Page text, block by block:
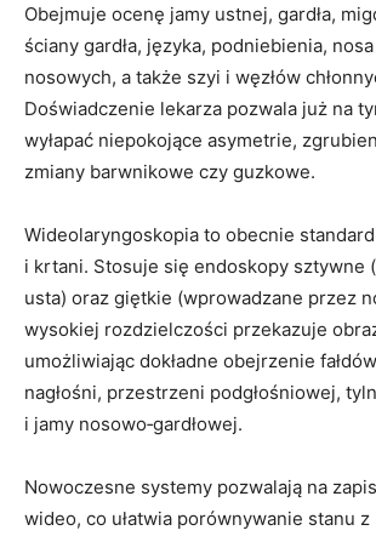
Obejmuje ocenę jamy ustnej, gardła,
ściany gardła, języka, podniebienia,
nosowych, a także szyi i węzłów
Doświadczenie lekarza pozwala już na
wyłapać niepokojące asymetrie,
zmiany barwnikowe czy guzkowe.
Wideolaryngoskopia to obecnie
i krtani. Stosuje się endoskopy sztywne
usta) oraz giętkie (wprowadzane przez
wysokiej rozdzielczości przekazuje
umożliwiając dokładne obejrzenie
nagłośni, przestrzeni podgłośniowej,
i jamy nosowo‑gardłowej.
Nowoczesne systemy pozwalają na
wideo, co ułatwia porównywanie stanu